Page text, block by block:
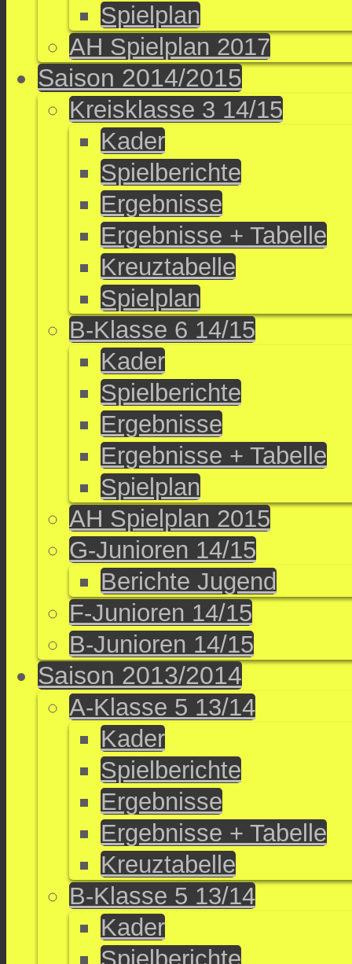
Spielplan
AH Spielplan 2017
Saison 2014/2015
Kreisklasse 3 14/15
Kader
Spielberichte
Ergebnisse
Ergebnisse + Tabelle
Kreuztabelle
Spielplan
B-Klasse 6 14/15
Kader
Spielberichte
Ergebnisse
Ergebnisse + Tabelle
Spielplan
AH Spielplan 2015
G-Junioren 14/15
Berichte Jugend
F-Junioren 14/15
B-Junioren 14/15
Saison 2013/2014
A-Klasse 5 13/14
Kader
Spielberichte
Ergebnisse
Ergebnisse + Tabelle
Kreuztabelle
B-Klasse 5 13/14
Kader
Spielberichte